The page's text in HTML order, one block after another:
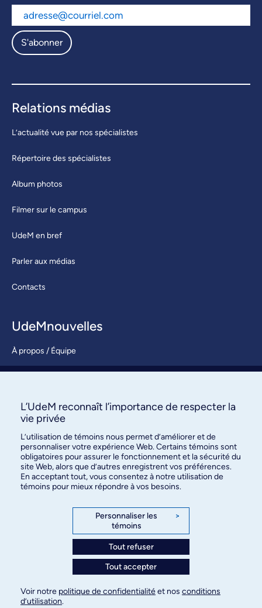
S'abonner
Relations médias
L’actualité vue par nos spécialistes
Répertoire des spécialistes
Album photos
Filmer sur le campus
UdeM en bref
Parler aux médias
Contacts
UdeMnouvelles
À propos / Équipe
S’abonner
des relations publiques
3744, rue Jean-Brillant, bureau 490
Montréal (Québec) H3T 1P1
Paramètres des témoins
L’UdeM reconnaît l’importance de respecter la
vie privée
L’utilisation de témoins nous permet d’améliorer et de
personnaliser votre expérience Web. Certains témoins sont
obligatoires pour assurer le fonctionnement et la sécurité du
site Web, alors que d’autres enregistrent vos préférences.
En acceptant tout, vous consentez à notre utilisation de
témoins pour mieux répondre à vos besoins.
Personnaliser les
témoins
>
Tout refuser
Tout accepter
Voir notre politique de confidentialitéet nos conditions
d’utilisation.